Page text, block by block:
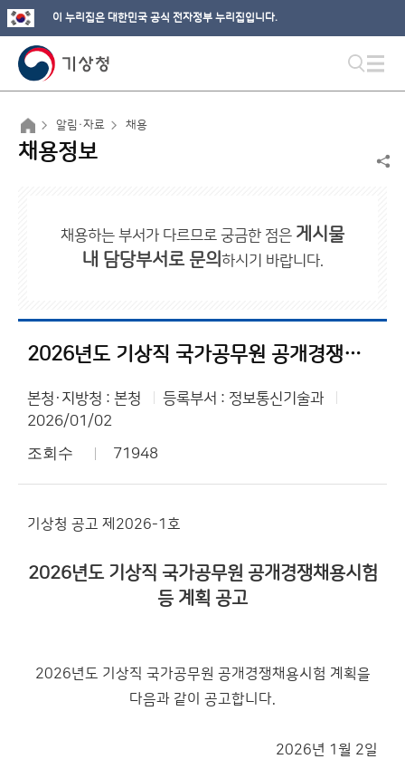
이 누리집은 대한민국 공식 전자정부 누리집입니다.
알림·자료 채용
채용정보
채용하는 부서가 다르므로 궁금한 점은 게시물
내 담당부서로 문의 하시기 바랍니다.
2026년도 기상직 국가공무원 공개경쟁채용시험 등 계획 공고
본청·지방청 : 본청
등록부서 : 정보통신기술과
2026/01/02
조회수 71948
기상청 공고 제2026-­1호
2026년도 기상직 국가공무원 공개경쟁채용시험
등 계획 공고
2026년도 기상직 국가공무원 공개경쟁채용시험 계획을
다음과 같이 공고합니다.
2026년 1월 2일